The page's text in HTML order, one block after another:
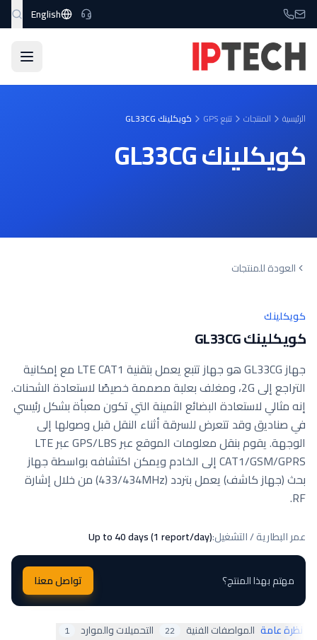
انتقل إلى المحتوى الرئيسي English
الرئيسية المنتجات تتبع GPS كويكلينك GL33CG
كويكلينك GL33CG
العودة للمنتجات
كويكلينك
كويكلينك GL33CG
جهاز GL33CG هو جهاز تتبع يعمل بتقنية LTE CAT1 مع إمكانية
التراجع إلى 2G، ومغلف بعلبة مصممة خصيصًا لاستعادة الشحنات.
إنه مثالي لاستعادة البضائع الثمينة التي تكون معبأة بشكل رئيسي
في صناديق وقد تتعرض للسرقة أثناء النقل قبل وصولها إلى
الوجهة. يقوم بنقل معلومات الموقع عبر GPS/LBS عبر LTE
CAT1/GSM/GPRS إلى الخادم ويمكن اكتشافه بواسطة جهاز
بحث (جهاز كاشف) يعمل بتردد (433/434MHz) من خلال إشارة
RF.
عمر البطارية / التشغيل:
Up to 40 days (1 report/day)
مهتم بهذا المنتج؟ تواصل معنا
نظرة عامة المواصفات الفنية 22 التحميلات والموارد 1